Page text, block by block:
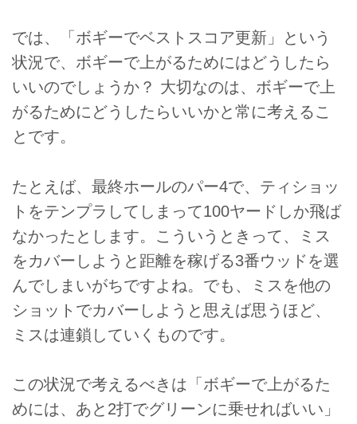
では、「ボギーでベストスコア更新」という
状況で、ボギーで上がるためにはどうしたら
いいのでしょうか？ 大切なのは、ボギーで上
がるためにどうしたらいいかと常に考えるこ
とです。
たとえば、最終ホールのパー4で、ティショッ
トをテンプラしてしまって100ヤードしか飛ば
なかったとします。こういうときって、ミス
をカバーしようと距離を稼げる3番ウッドを選
んでしまいがちですよね。でも、ミスを他の
ショットでカバーしようと思えば思うほど、
ミスは連鎖していくものです。
この状況で考えるべきは「ボギーで上がるた
めには、あと2打でグリーンに乗せればいい」